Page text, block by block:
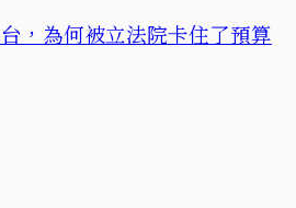
，為何被立法院卡住了預算